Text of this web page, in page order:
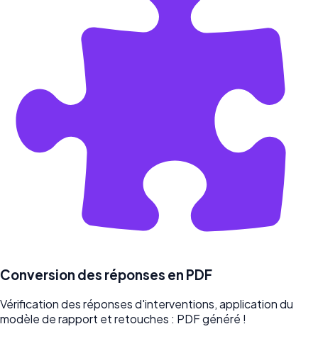
Conversion des réponses en PDF
Vérification des réponses d'interventions, application du
modèle de rapport et retouches : PDF généré !